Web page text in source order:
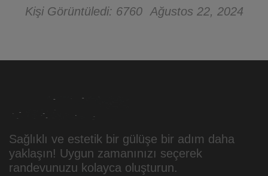
Kişi Görüntüledi: 6760 Ağustos 22, 2024
Sağlıklı ve estetik bir gülüşe bir adım daha
yaklaşın! Uygun zamanınızı seçerek
randevunuzu kolayca oluşturun.